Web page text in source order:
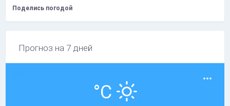
Поделись погодой
Прогноз на 7 дней
°C